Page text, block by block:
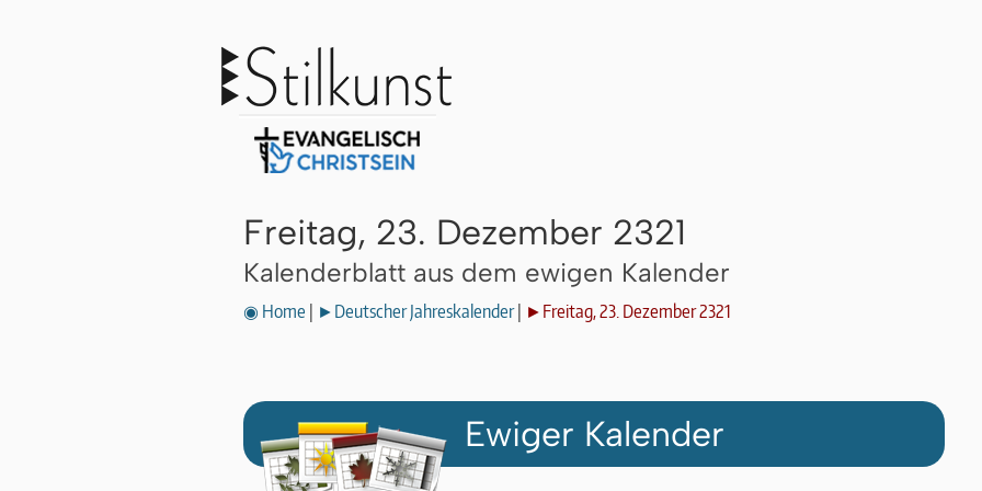
Freitag, 23. Dezember 2321
Kalenderblatt aus dem ewigen Kalender
◉ Home ►Deutscher Jahreskalender| ►Freitag, 23. Dezember 2321
Ewiger Kalender